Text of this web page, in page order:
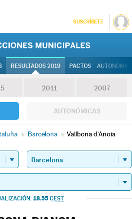
SUSCRÍBETE
RESULTADOS 2019 PACTOS
2011 2007
AUTONÓMICAS
» Barcelona » Vallbona d'Anoia
18.55 CEST